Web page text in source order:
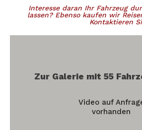
Interesse daran Ihr Fahrzeug
lassen? Ebenso kaufen wir
Kontaktieren
Zur Galerie mit 55
Video auf
vorhanden